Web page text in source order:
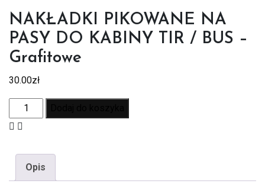
NAKŁADKI PIKOWANE NA
PASY DO KABINY TIR / BUS –
Grafitowe
30.00zł
Opis